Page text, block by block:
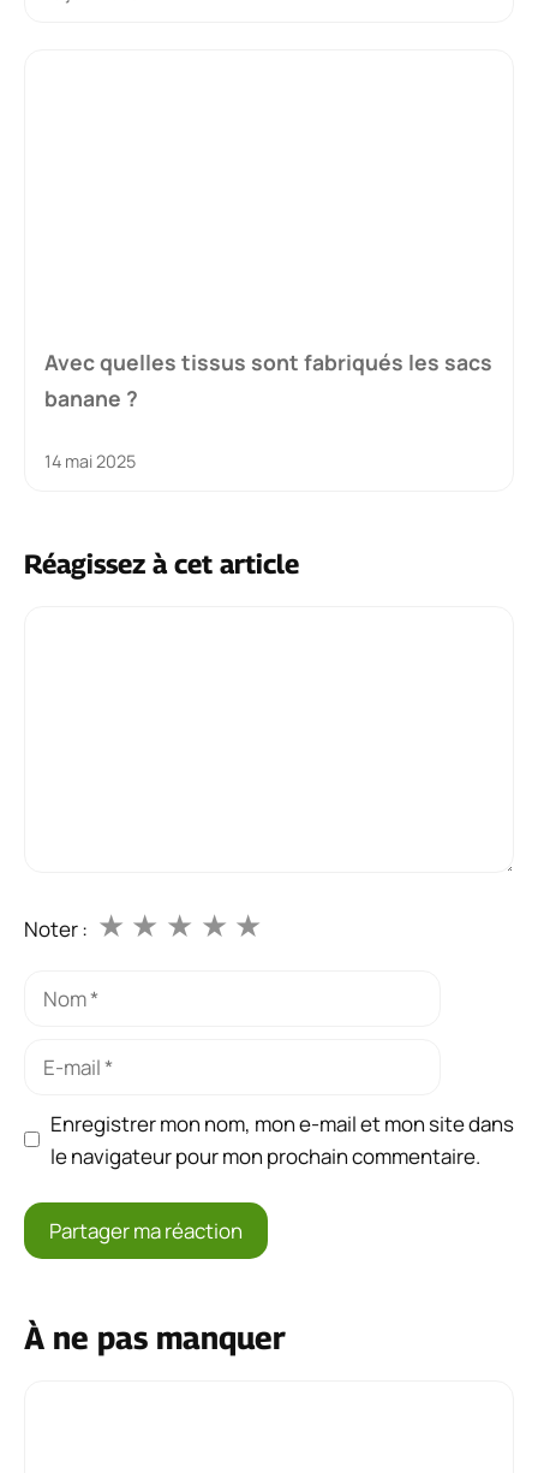
Avec quelles tissus sont fabriqués les sacs
banane ?
14 mai 2025
Réagissez à cet article
Noter : ★
★
★
★
★
Nom
Enregistrer mon nom, mon e-mail et mon site dans
le navigateur pour mon prochain commentaire.
À ne pas manquer